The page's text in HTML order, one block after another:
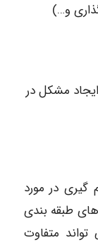
و…)
مشکل در
گیری در مورد
طبقه بندی
متفاوت